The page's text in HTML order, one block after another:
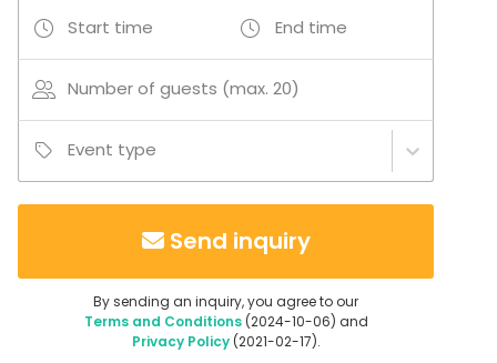
läheisyydestä löydät monet aktiviteetit, kuten
padelkentät, jäähallin, urheilukentät sekä kauniit
useampi saunatila, saunalautta, palju, kota,
rentoutumishuone. Sijaintikin on mitä mainioin –
Waltikka sijaitsee rentouttavissa järvimaisemissa
Mallasveden äärellä, kuitenkin vain puoli tuntia
Tampereen sykkeestä.
tarpeidenne mukaan eri palveluistamme kasattuna.
Meidän & yhteistyökumppaniemme
aktiviteettivalikoimasta löytyy mm. padel, beach
Start time End time
Number of guests (max. 20)
Event type
Send inquiry
By sending an inquiry, you agree to our
Terms and Conditions(2024-10-06) and
Privacy Policy(2021-02-17).